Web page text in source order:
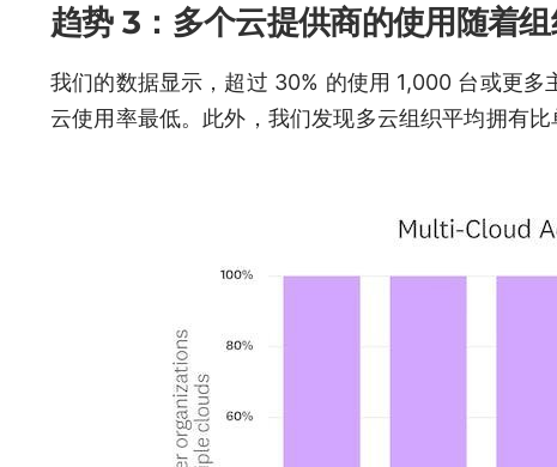
趋势 3：多个云提供商的使用随着
我们的数据显示，超过 30% 的使用 1,000 台或更
云使用率最低。此外，我们发现多云组织平均拥有比